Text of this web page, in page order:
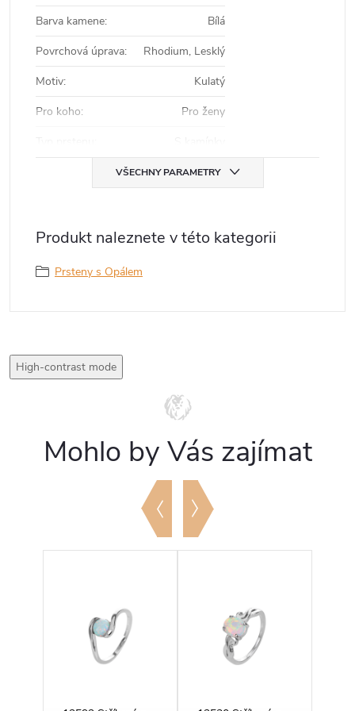
Barva kamene:
Bílá
Povrchová úprava:
Rhodium, Lesklý
Motiv:
Kulatý
Pro koho:
Pro ženy
VŠECHNY PARAMETRY
Produkt naleznete v této kategorii
Prsteny s Opálem
High-contrast mode
Mohlo by Vás zajímat